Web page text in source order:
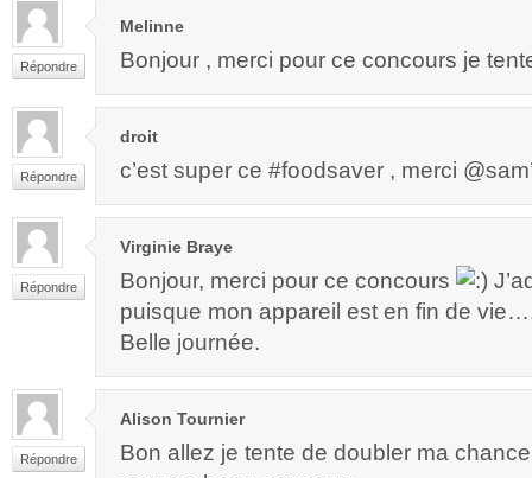
Répondre
Melinne
Bonjour , merci pour ce concours je
Répondre
droit
c’est super ce #foodsaver , merci
Répondre
Virginie Braye
Bonjour, merci pour ce concours
puisque mon appareil est en fin de
Belle journée.
Répondre
Alison Tournier
Bon allez je tente de doubler ma